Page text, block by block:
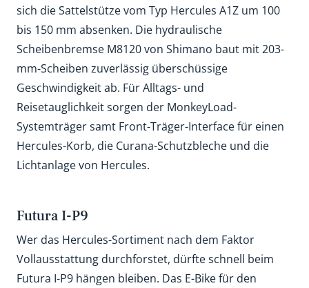
sich die Sattelstütze vom Typ Hercules A1Z um 100
bis 150 mm absenken. Die hydraulische
Scheibenbremse M8120 von Shimano baut mit 203-
mm-Scheiben zuverlässig überschüssige
Geschwindigkeit ab. Für Alltags- und
Reisetauglichkeit sorgen der MonkeyLoad-
Systemträger samt Front-Träger-Interface für einen
Hercules-Korb, die Curana-Schutzbleche und die
Lichtanlage von Hercules.
Futura I-P9
Wer das Hercules-Sortiment nach dem Faktor
Vollausstattung durchforstet, dürfte schnell beim
Futura I-P9 hängen bleiben. Das E-Bike für den